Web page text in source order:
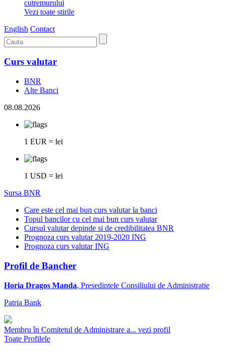
cutremurului
Vezi toate stirile
English Contact
Curs valutar
BNR
Alte Banci
08.08.2026
1 EUR = lei
1 USD = lei
Sursa BNR
Care este cel mai bun curs valutar la banci
Topul bancilor cu cel mai bun curs valutar
Cursul valutar depinde si de credibilitatea BNR
Prognoza curs valutar 2019-2020 ING
Prognoza curs valutar ING
Profil de Bancher
Horia Dragos Manda, Presedintele Consiliului de Administratie
Patria Bank
Membru în Comitetul de Administrare a... vezi profil
Toate Profilele